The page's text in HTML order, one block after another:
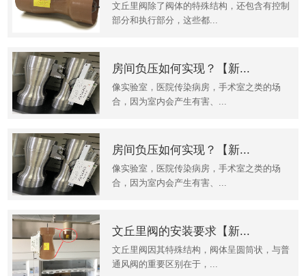
文丘里阀除了阀体的特殊结构，还包含有控制
部分和执行部分，这些都...
房间负压如何实现？【新...
像实验室，医院传染病房，手术室之类的场
合，因为室内会产生有害、...
房间负压如何实现？【新...
像实验室，医院传染病房，手术室之类的场
合，因为室内会产生有害、...
文丘里阀的安装要求【新...
文丘里阀因其特殊结构，阀体呈圆筒状，与普
通风阀的重要区别在于，...